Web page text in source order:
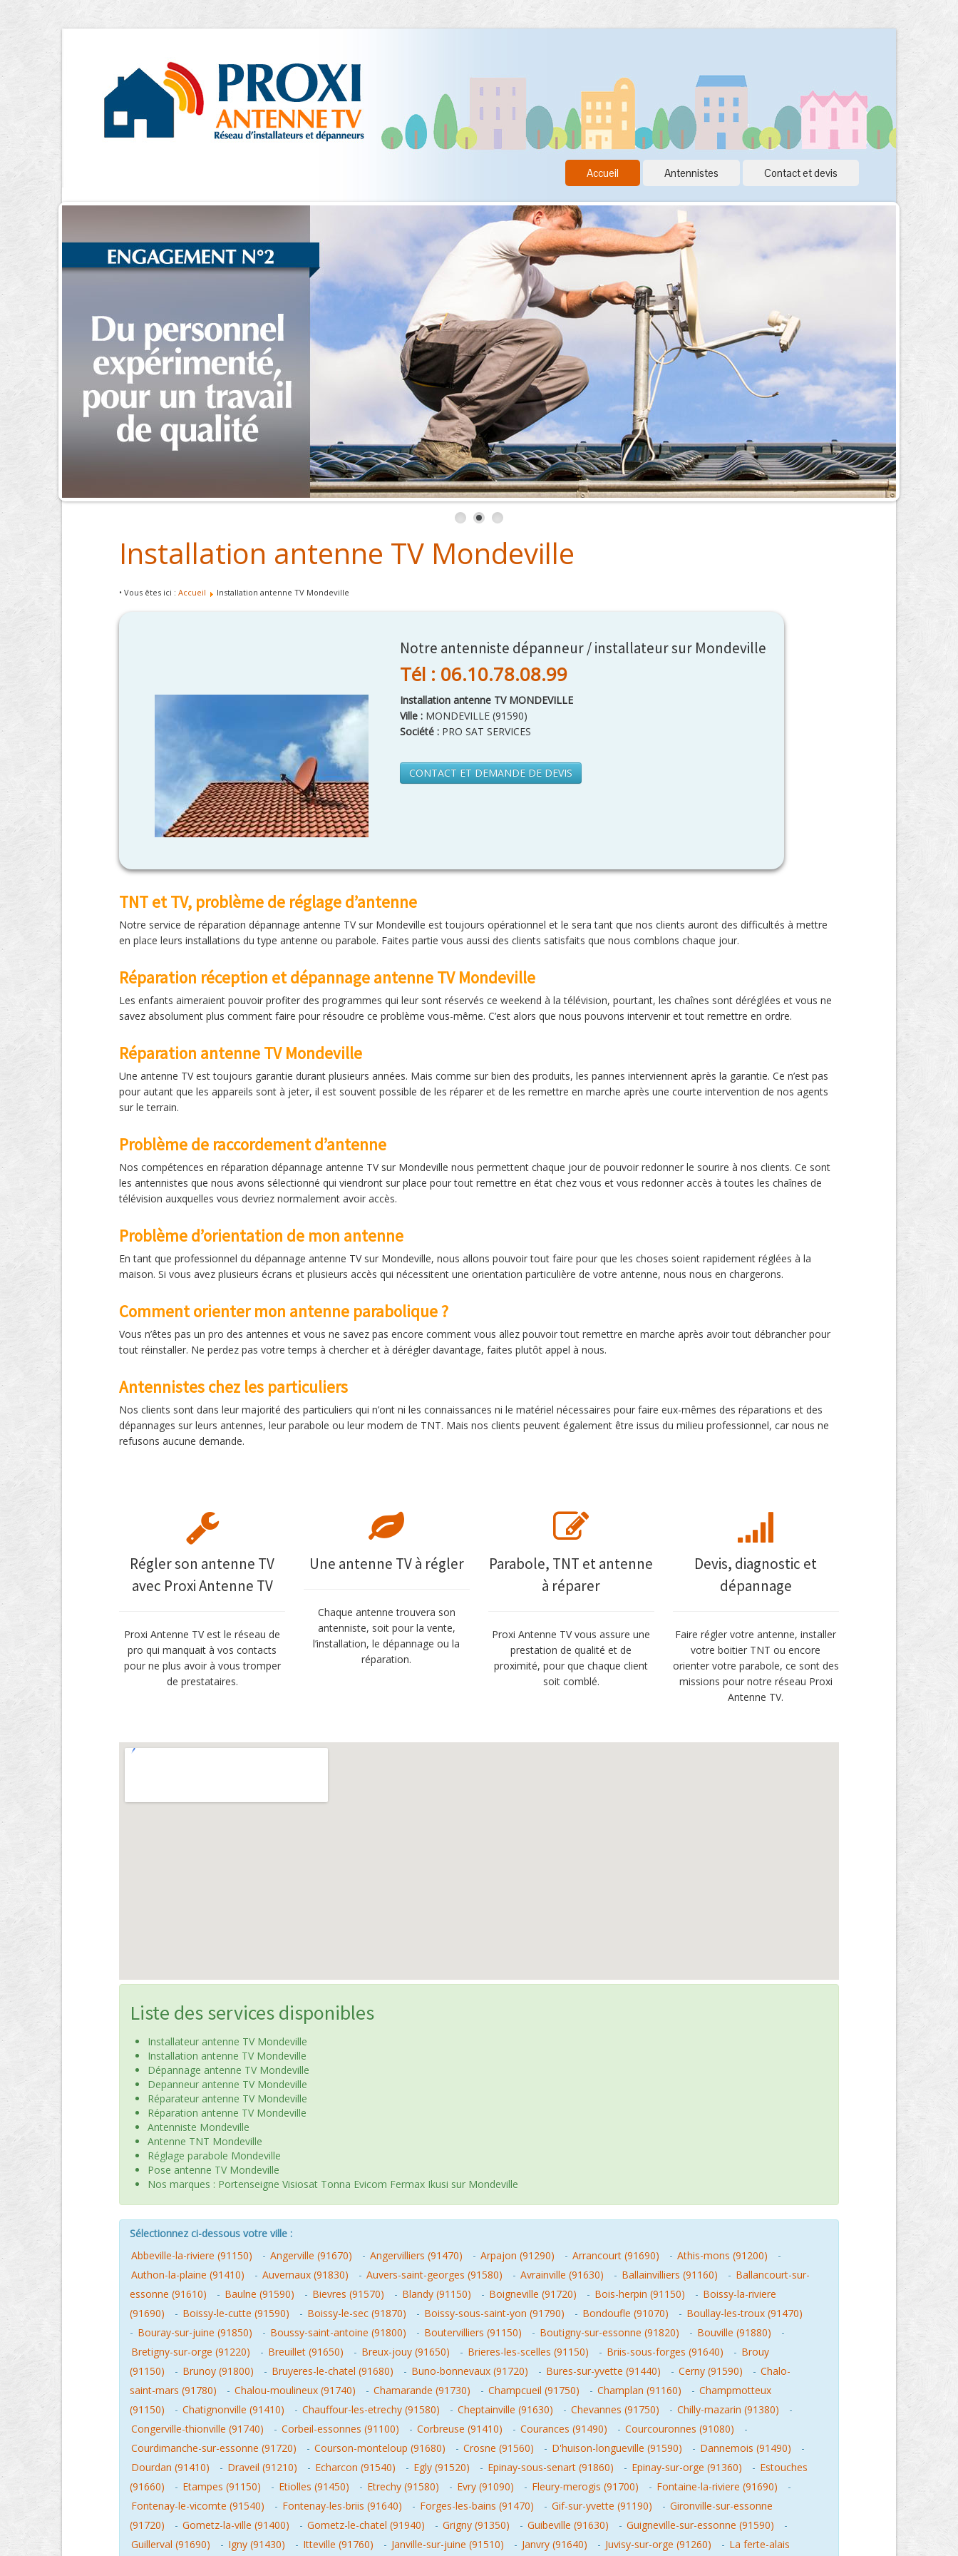
Accueil Antennistes Contact et devis
Installation antenne TV Mondeville
• Vous êtes ici : Accueil Installation antenne TV Mondeville
Notre antenniste dépanneur / installateur sur Mondeville
Tél : 06.10.78.08.99
Installation antenne TV MONDEVILLE
Ville : MONDEVILLE (91590)
Société : PRO SAT SERVICES
CONTACT ET DEMANDE DE DEVIS
TNT et TV, problème de réglage d’antenne
Notre service de réparation dépannage antenne TV sur Mondeville est toujours opérationnel et le sera tant que nos clients auront des difficultés à mettre
en place leurs installations du type antenne ou parabole. Faites partie vous aussi des clients satisfaits que nous comblons chaque jour.
Réparation réception et dépannage antenne TV Mondeville
Les enfants aimeraient pouvoir profiter des programmes qui leur sont réservés ce weekend à la télévision, pourtant, les chaînes sont déréglées et vous ne
savez absolument plus comment faire pour résoudre ce problème vous-même. C’est alors que nous pouvons intervenir et tout remettre en ordre.
Réparation antenne TV Mondeville
Une antenne TV est toujours garantie durant plusieurs années. Mais comme sur bien des produits, les pannes interviennent après la garantie. Ce n’est pas
pour autant que les appareils sont à jeter, il est souvent possible de les réparer et de les remettre en marche après une courte intervention de nos agents
sur le terrain.
Problème de raccordement d’antenne
Nos compétences en réparation dépannage antenne TV sur Mondeville nous permettent chaque jour de pouvoir redonner le sourire à nos clients. Ce sont
les antennistes que nous avons sélectionné qui viendront sur place pour tout remettre en état chez vous et vous redonner accès à toutes les chaînes de
télévision auxquelles vous devriez normalement avoir accès.
Problème d’orientation de mon antenne
En tant que professionnel du dépannage antenne TV sur Mondeville, nous allons pouvoir tout faire pour que les choses soient rapidement réglées à la
maison. Si vous avez plusieurs écrans et plusieurs accès qui nécessitent une orientation particulière de votre antenne, nous nous en chargerons.
Comment orienter mon antenne parabolique ?
Vous n’êtes pas un pro des antennes et vous ne savez pas encore comment vous allez pouvoir tout remettre en marche après avoir tout débrancher pour
tout réinstaller. Ne perdez pas votre temps à chercher et à dérégler davantage, faites plutôt appel à nous.
Antennistes chez les particuliers
Nos clients sont dans leur majorité des particuliers qui n’ont ni les connaissances ni le matériel nécessaires pour faire eux-mêmes des réparations et des
dépannages sur leurs antennes, leur parabole ou leur modem de TNT. Mais nos clients peuvent également être issus du milieu professionnel, car nous ne
refusons aucune demande.
Régler son antenne TV
avec Proxi Antenne TV
Proxi Antenne TV est le réseau de
pro qui manquait à vos contacts
pour ne plus avoir à vous tromper
de prestataires.
Une antenne TV à régler
Chaque antenne trouvera son
antenniste, soit pour la vente,
l’installation, le dépannage ou la
réparation.
Parabole, TNT et antenne
à réparer
Proxi Antenne TV vous assure une
prestation de qualité et de
proximité, pour que chaque client
soit comblé.
Devis, diagnostic et
dépannage
Faire régler votre antenne, installer
votre boitier TNT ou encore
orienter votre parabole, ce sont des
missions pour notre réseau Proxi
Antenne TV.
Liste des services disponibles
Installateur antenne TV Mondeville
Installation antenne TV Mondeville
Dépannage antenne TV Mondeville
Depanneur antenne TV Mondeville
Réparateur antenne TV Mondeville
Réparation antenne TV Mondeville
Antenniste Mondeville
Antenne TNT Mondeville
Réglage parabole Mondeville
Pose antenne TV Mondeville
Nos marques : Portenseigne Visiosat Tonna Evicom Fermax Ikusi sur Mondeville
Sélectionnez ci-dessous votre ville :
Abbeville-la-riviere (91150)
- Angerville (91670) - Angervilliers (91470) - Arpajon (91290) - Arrancourt (91690) - Athis-mons (91200)
-
Authon-la-plaine (91410)
- Auvernaux (91830) - Auvers-saint-georges (91580) - Avrainville (91630) - Ballainvilliers (91160) - Ballancourt-sur-
essonne (91610)
- Baulne (91590) - Bievres (91570) - Blandy (91150) - Boigneville (91720) - Bois-herpin (91150) - Boissy-la-riviere
(91690)
- Boissy-le-cutte (91590) - Boissy-le-sec (91870) - Boissy-sous-saint-yon (91790) - Bondoufle (91070) - Boullay-les-troux (91470)
- Bouray-sur-juine (91850) - Boussy-saint-antoine (91800) - Boutervilliers (91150) - Boutigny-sur-essonne (91820) - Bouville (91880)
-
Bretigny-sur-orge (91220)
- Breuillet (91650) - Breux-jouy (91650) - Brieres-les-scelles (91150) - Briis-sous-forges (91640) - Brouy
(91150)
- Brunoy (91800) - Bruyeres-le-chatel (91680) - Buno-bonnevaux (91720) - Bures-sur-yvette (91440) - Cerny (91590) - Chalo-
saint-mars (91780)
- Chalou-moulineux (91740) - Chamarande (91730) - Champcueil (91750) - Champlan (91160) - Champmotteux
(91150)
- Chatignonville (91410) - Chauffour-les-etrechy (91580) - Cheptainville (91630) - Chevannes (91750) - Chilly-mazarin (91380)
-
Congerville-thionville (91740)
- Corbeil-essonnes (91100) - Corbreuse (91410) - Courances (91490) - Courcouronnes (91080)
-
Courdimanche-sur-essonne (91720)
- Courson-monteloup (91680) - Crosne (91560) - D'huison-longueville (91590) - Dannemois (91490)
-
Dourdan (91410)
- Draveil (91210) - Echarcon (91540) - Egly (91520) - Epinay-sous-senart (91860) - Epinay-sur-orge (91360) - Estouches
(91660)
- Etampes (91150) - Etiolles (91450) - Etrechy (91580) - Evry (91090) - Fleury-merogis (91700) - Fontaine-la-riviere (91690)
-
Fontenay-le-vicomte (91540)
- Fontenay-les-briis (91640) - Forges-les-bains (91470) - Gif-sur-yvette (91190) - Gironville-sur-essonne
(91720)
- Gometz-la-ville (91400) - Gometz-le-chatel (91940) - Grigny (91350) - Guibeville (91630) - Guigneville-sur-essonne (91590)
-
Guillerval (91690)
- Igny (91430) - Itteville (91760) - Janville-sur-juine (91510) - Janvry (91640) - Juvisy-sur-orge (91260) - La ferte-alais